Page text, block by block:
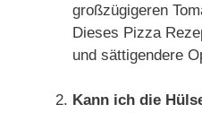
großzügigeren
Dieses Pizza
und sättigendere
Kann ich die